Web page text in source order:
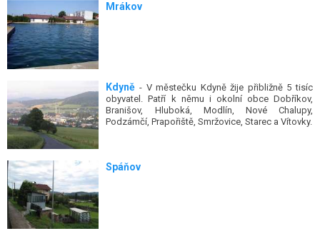
Mrákov
Kdyně - V městečku Kdyně žije přibližně 5 tisíc
obyvatel. Patří k němu i okolní obce Dobříkov,
Branišov, Hluboká, Modlín, Nové Chalupy,
Podzámčí, Prapořiště, Smržovice, Starec a Vítovky.
Spáňov